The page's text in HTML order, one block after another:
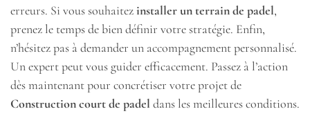
erreurs. Si vous souhaitezinstaller un terrain de padel,
prenez le temps de bien définir votre stratégie. Enfin,
n’hésitez pas à demander un accompagnement personnalisé.
Un expert peut vous guider efficacement. Passez à l’action
dès maintenant pour concrétiser votre projet de
Construction court de padel dans les meilleures conditions.